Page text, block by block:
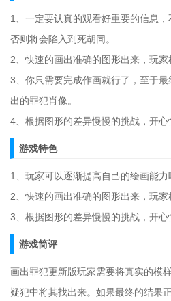
1、一定要认真的观看好重要的信息，
否则将会陷入到死胡同。
2、快速的画出准确的图形出来，玩家
3、你只需要完成作画就行了，至于
出的罪犯肖像。
4、根据图形的差异慢慢的挑战，开心
游戏特色
1、玩家可以逐渐提高自己的绘画能
2、快速的画出准确的图形出来，玩
3、根据图形的差异慢慢的挑战，开心
游戏简评
画出罪犯更新版玩家需要将真实的模
疑犯中将其找出来。如果最终的结果